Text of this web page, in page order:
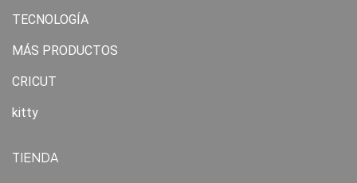
TECNOLOGÍA
MÁS PRODUCTOS
CRICUT
kitty
TIENDA